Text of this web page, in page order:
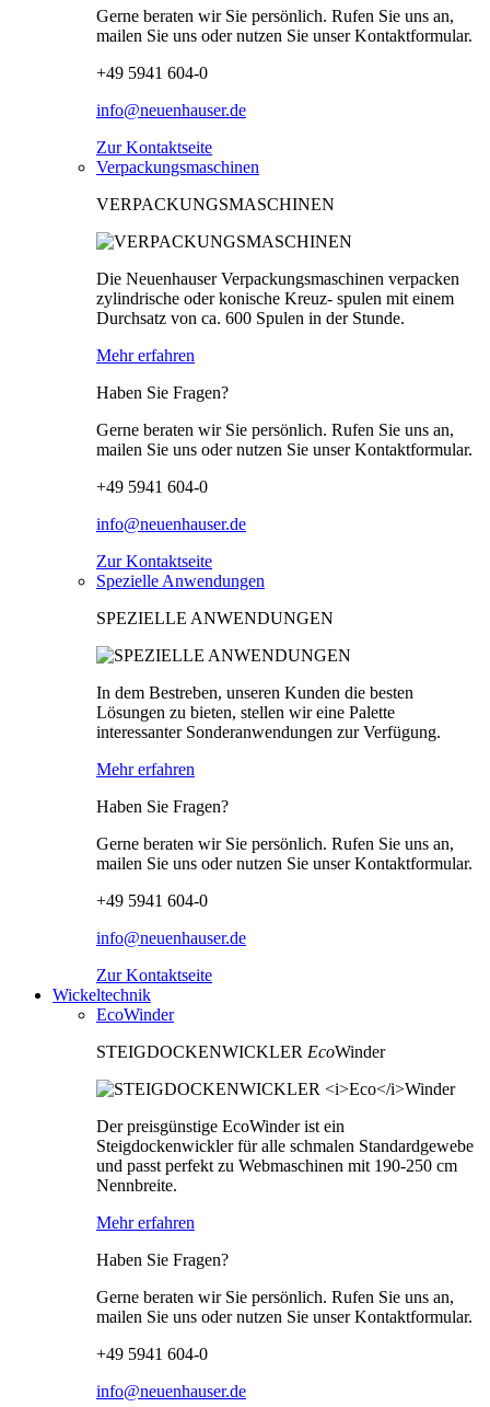
Gerne beraten wir Sie persönlich. Rufen Sie uns an,
mailen Sie uns oder nutzen Sie unser Kontaktformular.
+49 5941 604-0
info@neuenhauser.de
Zur Kontaktseite
Verpackungsmaschinen
VERPACKUNGSMASCHINEN
Die Neuenhauser Verpackungsmaschinen verpacken
zylindrische oder konische Kreuz- spulen mit einem
Durchsatz von ca. 600 Spulen in der Stunde.
Mehr erfahren
Haben Sie Fragen?
Gerne beraten wir Sie persönlich. Rufen Sie uns an,
mailen Sie uns oder nutzen Sie unser Kontaktformular.
+49 5941 604-0
info@neuenhauser.de
Zur Kontaktseite
Spezielle Anwendungen
SPEZIELLE ANWENDUNGEN
In dem Bestreben, unseren Kunden die besten
Lösungen zu bieten, stellen wir eine Palette
interessanter Sonderanwendungen zur Verfügung.
Mehr erfahren
Haben Sie Fragen?
Gerne beraten wir Sie persönlich. Rufen Sie uns an,
mailen Sie uns oder nutzen Sie unser Kontaktformular.
+49 5941 604-0
info@neuenhauser.de
Zur Kontaktseite
Wickeltechnik
EcoWinder
STEIGDOCKENWICKLER EcoWinder
Der preisgünstige EcoWinder ist ein
Steigdockenwickler für alle schmalen Standardgewebe
und passt perfekt zu Webmaschinen mit 190-250 cm
Nennbreite.
Mehr erfahren
Haben Sie Fragen?
Gerne beraten wir Sie persönlich. Rufen Sie uns an,
mailen Sie uns oder nutzen Sie unser Kontaktformular.
+49 5941 604-0
info@neuenhauser.de